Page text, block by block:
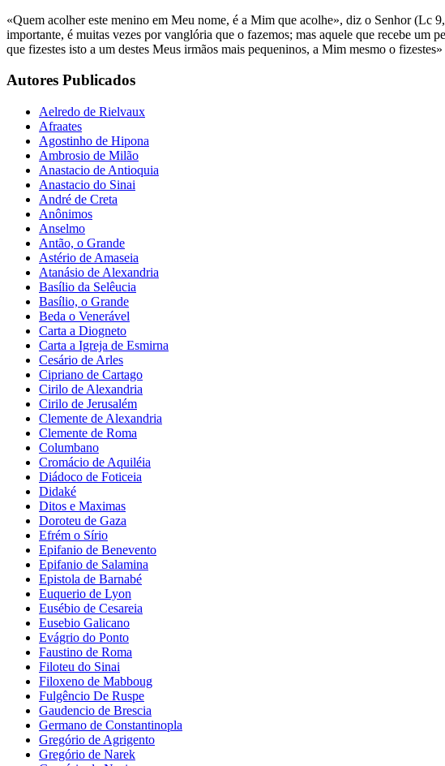
«Quem acolher este menino em Meu nome, é a Mim que acolhe», diz o Senhor (Lc
importante, é muitas vezes por vanglória que o fazemos; mas aquele que recebe um
que fizestes isto a um destes Meus irmãos mais pequeninos, a Mim mesmo o
Autores Publicados
Aelredo de Rielvaux
Afraates
Agostinho de Hipona
Ambrosio de Milão
Anastacio de Antioquia
Anastacio do Sinai
André de Creta
Anônimos
Anselmo
Antão, o Grande
Astério de Amaseia
Atanásio de Alexandria
Basílio da Selêucia
Basílio, o Grande
Beda o Venerável
Carta a Diogneto
Carta a Igreja de Esmirna
Cesário de Arles
Cipriano de Cartago
Cirilo de Alexandria
Cirilo de Jerusalém
Clemente de Alexandria
Clemente de Roma
Columbano
Cromácio de Aquiléia
Diádoco de Foticeia
Didaké
Ditos e Maximas
Doroteu de Gaza
Efrém o Sírio
Epifanio de Benevento
Epifanio de Salamina
Epistola de Barnabé
Euquerio de Lyon
Eusébio de Cesareia
Eusebio Galicano
Evágrio do Ponto
Faustino de Roma
Filoteu do Sinai
Filoxeno de Mabboug
Fulgêncio De Ruspe
Gaudencio de Brescia
Germano de Constantinopla
Gregório de Agrigento
Gregório de Narek